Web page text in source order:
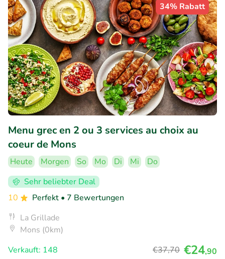
34% Rabatt
Menu grec en 2 ou 3 services au choix au
coeur de Mons
Heute Morgen So Mo Di Mi
Do
Sehr beliebter Deal
10
Perfekt • 7 Bewertungen
La Grillade
Mons (0km)
Verkauft: 148
€37,70 €24,90